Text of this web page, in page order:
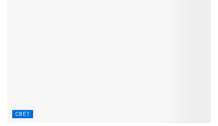
СВЕТ